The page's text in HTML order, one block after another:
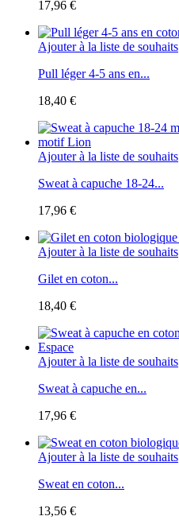
17,96 €
Ajouter à la liste de souhaits
Pull léger 4-5 ans en...
18,40 €
Ajouter à la liste de souhaits
Sweat à capuche 18-24...
17,96 €
Ajouter à la liste de souhaits
Gilet en coton...
18,40 €
Ajouter à la liste de souhaits
Sweat à capuche en...
17,96 €
Ajouter à la liste de souhaits
Sweat en coton...
13,56 €